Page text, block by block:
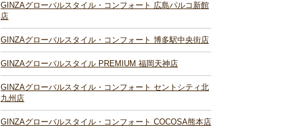
GINZAグローバルスタイル・コンフォート 広島パルコ新館
店
GINZAグローバルスタイル・コンフォート 博多駅中央街店
GINZAグローバルスタイル PREMIUM 福岡天神店
GINZAグローバルスタイル・コンフォート セントシティ北
九州店
GINZAグローバルスタイル・コンフォート COCOSA熊本店